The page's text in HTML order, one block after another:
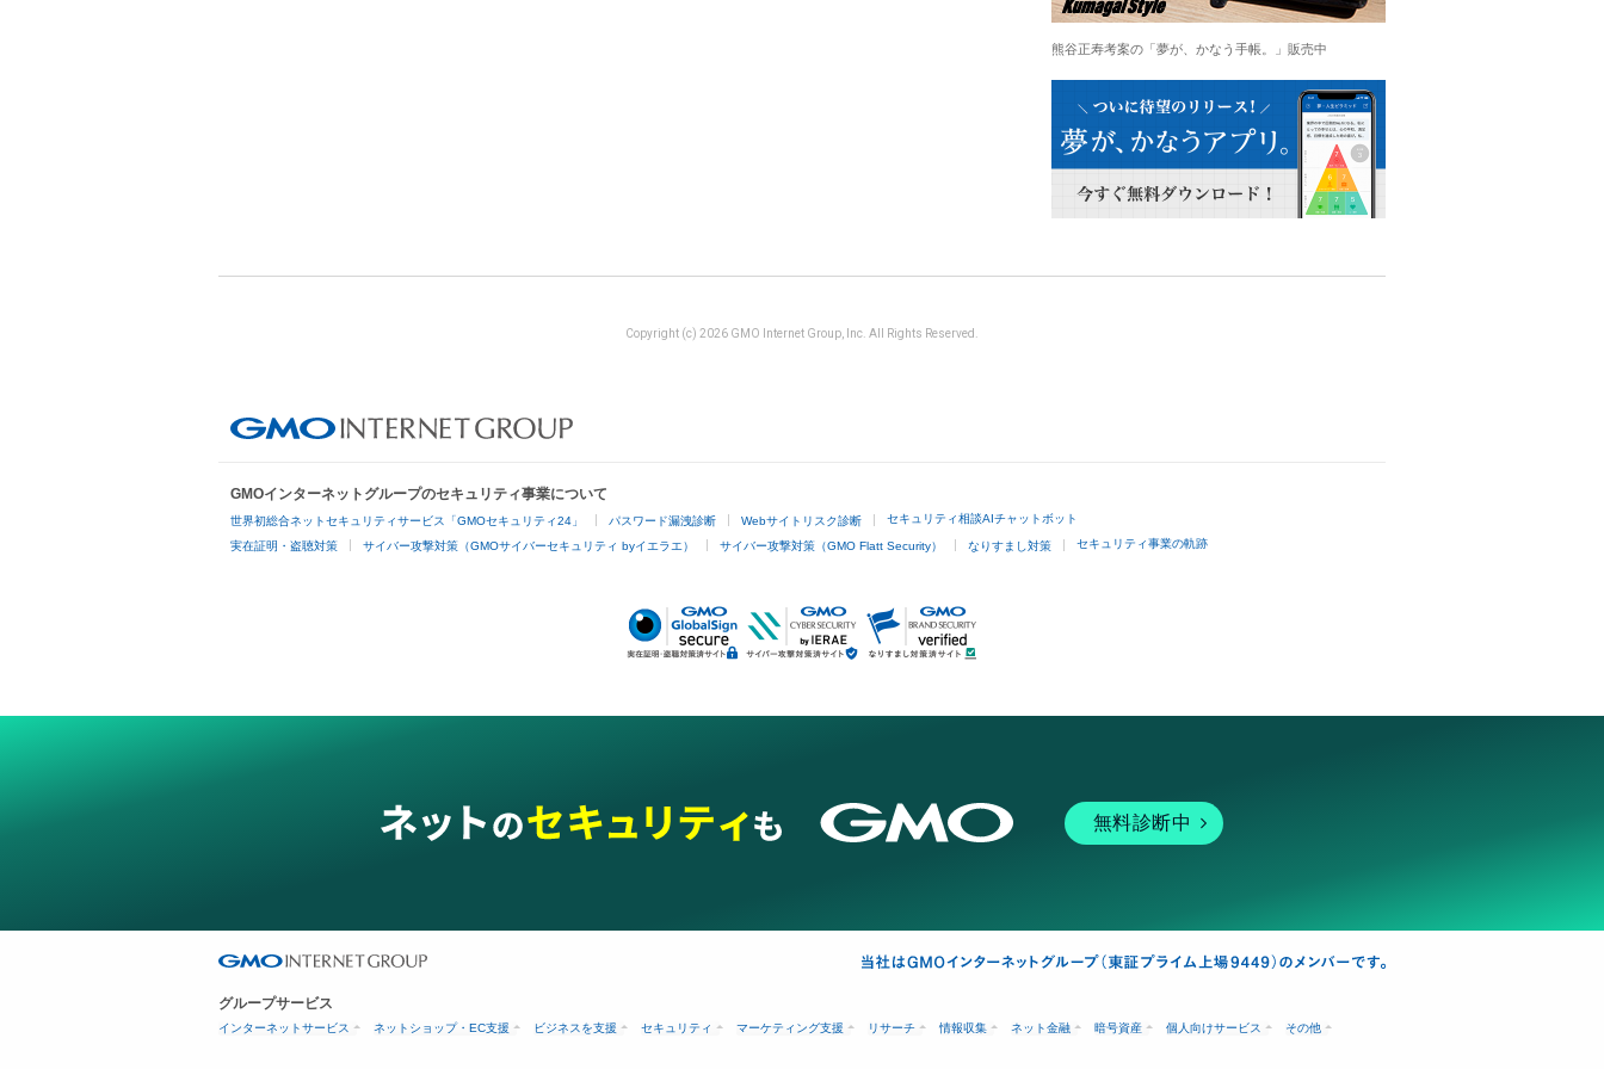
熊谷正寿考案の「夢が、かなう手帳。」販売中
Copyright (c) 2026 GMO Internet Group, Inc. All Rights Reserved.
GMOインターネットグループのセキュリティ事業について
世界初総合ネットセキュリティサービス「GMOセキュリティ24」 パスワード漏洩診断 Webサイトリスク診断 セキュリティ相談AIチャットボット
実在証明・盗聴対策 サイバー攻撃対策（GMOサイバーセキュリティ byイエラエ） サイバー攻撃対策（GMO Flatt Security） なりすまし対策 セキュリティ事業の軌跡
無料診断中
グループサービス
インターネットサービス ネットショップ・EC支援 ビジネスを支援 セキュリティ マーケティング支援 リサーチ 情報収集 ネット金融 暗号資産 個人向けサービス その他